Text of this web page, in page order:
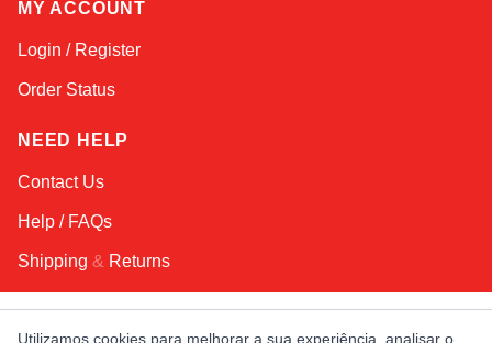
MY ACCOUNT
Login / Register
Order Status
NEED HELP
Contact Us
Help / FAQs
Shipping & Returns
KEEP IN TOUCH!
Utilizamos cookies para melhorar a sua experiência, analisar o